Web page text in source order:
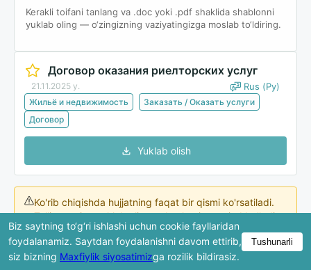
Kerakli toifani tanlang va .doc yoki .pdf shaklida shablonni
yuklab oling — o‘zingizning vaziyatingizga moslab to‘ldiring.
Договор оказания риелторских услуг
21.11.2025 y. Rus (Ру)
Жильё и недвижимость
Заказать / Оказать услуги
Договор
Yuklab olish
Ko'rib chiqishda hujjatning faqat bir qismi ko'rsatiladi.
To'liq versiya yuklab olingandan keyin mavjud bo'ladi.
Biz saytning to‘g‘ri ishlashi uchun cookie fayllaridan
foydalanamiz. Saytdan foydalanishni davom ettirib,
siz bizning Maxfiylik siyosatimizga rozilik bildirasiz.
Tushunarli